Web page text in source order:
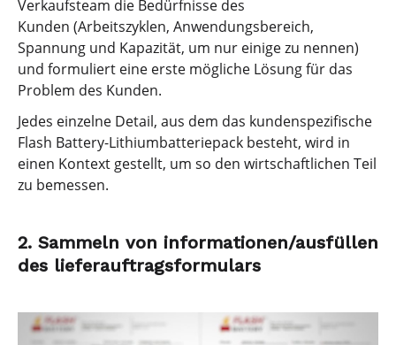
Verkaufsteam die Bedürfnisse des
Kunden (Arbeitszyklen, Anwendungsbereich,
Spannung und Kapazität, um nur einige zu nennen)
und formuliert eine erste mögliche Lösung für das
Problem des Kunden.
Jedes einzelne Detail, aus dem das kundenspezifische
Flash Battery-Lithiumbatteriepack besteht, wird in
einen Kontext gestellt, um so den wirtschaftlichen Teil
zu bemessen.
2. Sammeln von informationen/ausfüllen
des lieferauftragsformulars